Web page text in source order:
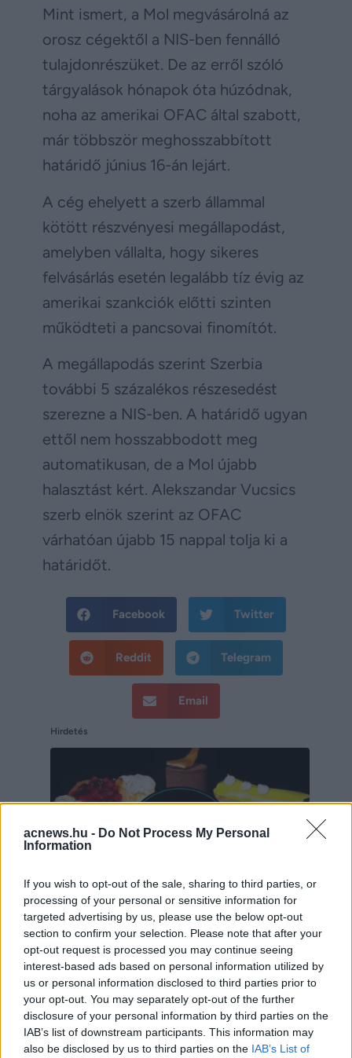
acnews.hu - Do Not Process My Personal
Information
If you wish to opt-out of the sale, sharing to third parties, or
processing of your personal or sensitive information for
targeted advertising by us, please use the below opt-out
section to confirm your selection. Please note that after your
opt-out request is processed you may continue seeing
interest-based ads based on personal information utilized by
us or personal information disclosed to third parties prior to
your opt-out. You may separately opt-out of the further
disclosure of your personal information by third parties on the
IAB’s list of downstream participants. This information may
also be disclosed by us to third parties on the IAB’s List of
Mint ismert, a Mol megvásárolná az
orosz cégektől a NIS-ben fennálló
tulajdonrészüket. De az erről szóló
tárgyalások hónapok óta húzódnak,
noha az amerikai OFAC által szabott,
már többször meghosszabbított
határidő június 16-án lejárt.
A cég ehelyett a szerb állammal
kötött részvényesi megállapodást,
amelyben vállalta, hogy sikeres
felvásárlás esetén legalább tíz évig az
amerikai szankciók előtti szinten
működteti a pancsovai finomítót.
A megállapodás szerint Szerbia
további 5 százalékos részesedést
szerezne a NIS-ben. A határidő ugyan
ettől nem hosszabbodott meg
automatikusan, de a Mol újabb
halasztást kért. Alekszandar Vucsics
szerb elnök szerint az OFAC
várhatóan újabb 15 nappal tolja ki a
határidőt.
Facebook Twitter
Reddit Telegram
Email
Hirdetés
Hirdetés